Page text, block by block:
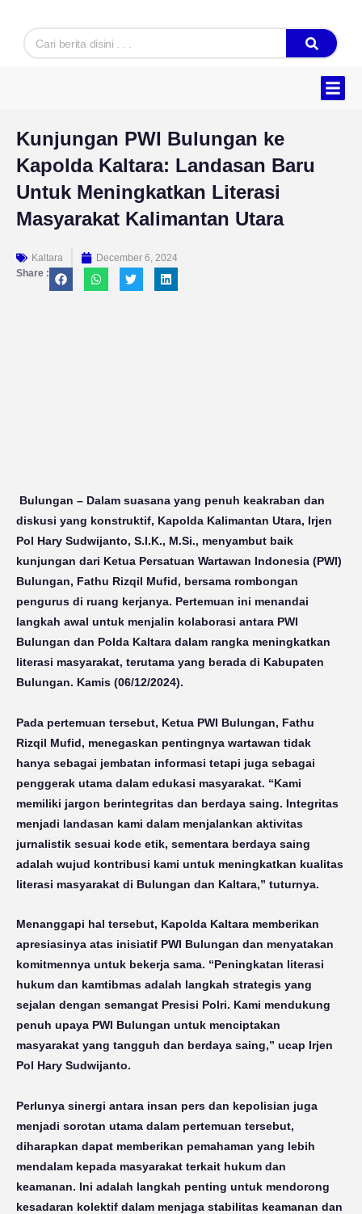
content
Search
Kunjungan PWI Bulungan ke
Kapolda Kaltara: Landasan Baru
Untuk Meningkatkan Literasi
Masyarakat Kalimantan Utara
Kaltara
December 6, 2024
Share :
Bulungan – Dalam suasana yang penuh keakraban dan
diskusi yang konstruktif, Kapolda Kalimantan Utara, Irjen
Pol Hary Sudwijanto, S.I.K., M.Si., menyambut baik
kunjungan dari Ketua Persatuan Wartawan Indonesia (PWI)
Bulungan, Fathu Rizqil Mufid, bersama rombongan
pengurus di ruang kerjanya. Pertemuan ini menandai
langkah awal untuk menjalin kolaborasi antara PWI
Bulungan dan Polda Kaltara dalam rangka meningkatkan
literasi masyarakat, terutama yang berada di Kabupaten
Bulungan. Kamis (06/12/2024).
Pada pertemuan tersebut, Ketua PWI Bulungan, Fathu
Rizqil Mufid, menegaskan pentingnya wartawan tidak
hanya sebagai jembatan informasi tetapi juga sebagai
penggerak utama dalam edukasi masyarakat. “Kami
memiliki jargon berintegritas dan berdaya saing. Integritas
menjadi landasan kami dalam menjalankan aktivitas
jurnalistik sesuai kode etik, sementara berdaya saing
adalah wujud kontribusi kami untuk meningkatkan kualitas
literasi masyarakat di Bulungan dan Kaltara,” tuturnya.
Menanggapi hal tersebut, Kapolda Kaltara memberikan
apresiasinya atas inisiatif PWI Bulungan dan menyatakan
komitmennya untuk bekerja sama. “Peningkatan literasi
hukum dan kamtibmas adalah langkah strategis yang
sejalan dengan semangat Presisi Polri. Kami mendukung
penuh upaya PWI Bulungan untuk menciptakan
masyarakat yang tangguh dan berdaya saing,” ucap Irjen
Pol Hary Sudwijanto.
Perlunya sinergi antara insan pers dan kepolisian juga
menjadi sorotan utama dalam pertemuan tersebut,
diharapkan dapat memberikan pemahaman yang lebih
mendalam kepada masyarakat terkait hukum dan
keamanan. Ini adalah langkah penting untuk mendorong
kesadaran kolektif dalam menjaga stabilitas keamanan dan